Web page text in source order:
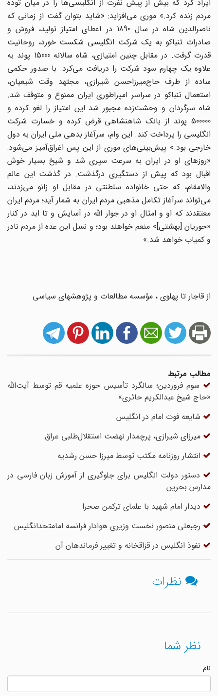
ایراد کرد که بیش از پیش نفرت از انگلیسی‌ها را در میان توده
مردم زنده کرد.» موری می‌افزاید: «شاید بتوان گفت از زمانی که
ناصرالدین شاه در سال 1890 در اعطای امتیاز تولید، فروش و
صادرات تنباکو به یک شرکت انگلیسی شکست خورد، روحانیت
قدرت گرفت. در مقابل چنین امتیازی، شاه سالانه 15000 پوند به
علاوه یک چهارم سود شرکت را دریافت می‌کرد. با صدور حکمی
ساده از طرف حاج‌میرزا‌حسن شیرازی، مجتهد وقت شیعیان،
استعمال تنباکو در سراسر امپراطوری ایران ممنوع و متوقف شد.
شاه سرگردان و وحشت‌زده مجبور شد این امتیاز را لغو کرده و
500000 پوند از بانک شاهنشاهی قرض کرده و خسارت شرکت
انگلیسی را پرداخت کند. این وام، سرآغاز بدهی ملی ایران به دول
خارجی بود.» پیش‌بینی‌های موری از این پس اغراق‌آمیز می‌شود:
«روزهای او در ایران به سرعت سپری شد و شیخ بسیار خوش
اقبال بود که پیش از دستگیری درگذشت. در گذشت این عالم
والامقام، که حتی خانواده سلطنتی در مقابل او زانو می‌زدند،
می‌تواند سرآغاز تکامل مذهبی مردم ایران به شمار آید؛ مردم ایران
معتقدند که او و امثال او در جوار الله در آسایش و تا ابد در کنار
«حوریان [بهشتی]» منعم خواهند بود؛ و نسل این عده از مردم نادر
و کمیاب خواهد شد.»
از قاجار تا پهلوی ، مؤسسه مطالعات و پژوهشهای سیاسی
مطالب مرتبط
سوم فروردین؛ سالگرد تأسیس حوزه علمیه قم توسط آیت‌‏الله
«حاج شیخ عبدالکریم حائری»
شایعه فوت امام در انگلیس
میرزای شیرازی، پرچمدار نهضت استقلال‌طلبی عراق
انتشار روزنامه مکتب توسط میرزا حسن رشدیه
دستور دولت انگلیس برای جلوگیری از آموزش زبان فارسی در
مدارس بحرین
دیدار امام شهید با علمای ترکمن صحرا
رجبعلی منصور نخست وزیری هوادار فرانسه امامتحدانگلیس
نفوذ انگلیس در قزاقخانه و تغییر فرماندهان آن
نظرات
نظر شما